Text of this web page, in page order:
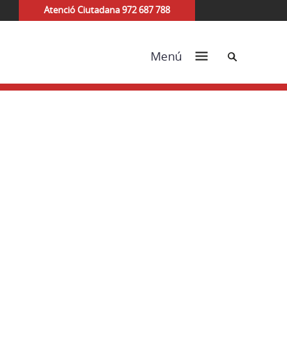
Atenció Ciutadana 972 687 788
Menú Cerca